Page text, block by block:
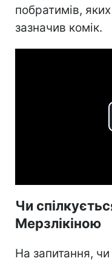
побратимів,
зазначив комік.
Чи
Мерзлікіною
На запитання, чи